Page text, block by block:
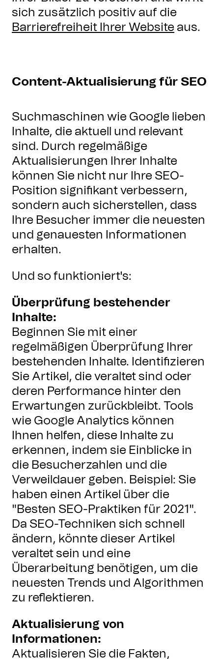
sich zusätzlich positiv auf die
Barrierefreiheit Ihrer Website aus.
Content-Aktualisierung für SEO
Suchmaschinen wie Google lieben
Inhalte, die aktuell und relevant
sind. Durch regelmäßige
Aktualisierungen Ihrer Inhalte
können Sie nicht nur Ihre SEO-
Position signifikant verbessern,
sondern auch sicherstellen, dass
Ihre Besucher immer die neuesten
und genauesten Informationen
erhalten.
Und so funktioniert's:
Überprüfung bestehender
Inhalte:
Beginnen Sie mit einer
regelmäßigen Überprüfung Ihrer
bestehenden Inhalte. Identifizieren
Sie Artikel, die veraltet sind oder
deren Performance hinter den
Erwartungen zurückbleibt. Tools
wie Google Analytics können
Ihnen helfen, diese Inhalte zu
erkennen, indem sie Einblicke in
die Besucherzahlen und die
Verweildauer geben. Beispiel: Sie
haben einen Artikel über die
"Besten SEO-Praktiken für 2021".
Da SEO-Techniken sich schnell
ändern, könnte dieser Artikel
veraltet sein und eine
Überarbeitung benötigen, um die
neuesten Trends und Algorithmen
zu reflektieren.
Aktualisierung von
Informationen:
Aktualisieren Sie die Fakten,